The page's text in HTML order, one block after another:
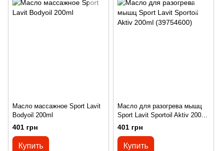
Масло массажное Sport Lavit
Bodyoil 200ml
401 грн
Купить
Масло для разогрева мышц
Sport Lavit Sportoil Aktiv 200ml
(39754600)
401 грн
Купить